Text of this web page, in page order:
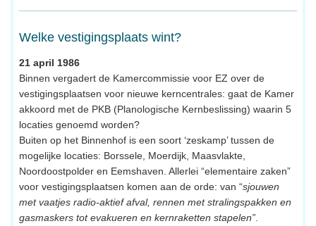
Welke vestigingsplaats wint?
21 april 1986
Binnen vergadert de Kamercommissie voor EZ over de
vestigingsplaatsen voor nieuwe kerncentrales: gaat de Kamer
akkoord met de PKB (Planologische Kernbeslissing) waarin 5
locaties genoemd worden?
Buiten op het Binnenhof is een soort ‘zeskamp’ tussen de
mogelijke locaties: Borssele, Moerdijk, Maasvlakte,
Noordoostpolder en Eemshaven. Allerlei “elementaire zaken”
voor vestigingsplaatsen komen aan de orde: van “sjouwen
met vaatjes radio-aktief afval, rennen met stralingspakken en
gasmaskers tot evakueren en kernraketten stapelen”